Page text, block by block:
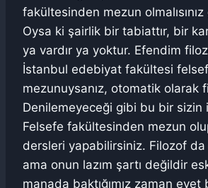
fakültesinden mezun
Oysa ki şairlik bir tabiattır, bir
ya vardır ya yoktur. Efendim
İstanbul edebiyat fakültesi
mezunuysanız, otomatik olarak
Denilemeyeceği gibi bu bir sizin
Felsefe fakültesinden mezun
dersleri yapabilirsiniz. Filozof
ama onun lazım şartı değildir
manada baktığımız zaman